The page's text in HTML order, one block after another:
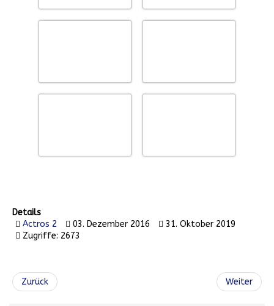
Details
Actros 2
03. Dezember 2016
31. Oktober 2019
Zugriffe: 2673
Zurück Weiter